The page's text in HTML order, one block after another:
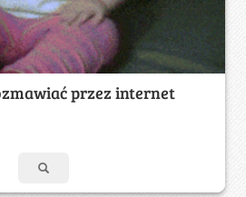
przez internet